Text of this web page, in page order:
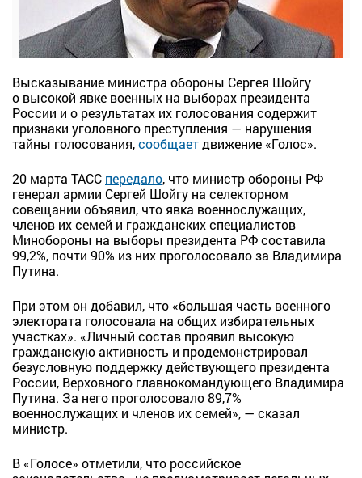
Высказывание министра обороны Сергея Шойгу
о высокой явке военных на выборах президента
России и о результатах их голосования содержит
признаки уголовного преступления — нарушения
тайны голосования,сообщаетдвижение «Голос».
20 марта ТАСС передало, что министр обороны РФ
генерал армии Сергей Шойгу на селекторном
совещании объявил, что явка военнослужащих,
членов их семей и гражданских специалистов
Минобороны на выборы президента РФ составила
99,2%, почти 90% из них проголосовало за Владимира
Путина.
При этом он добавил, что «большая часть военного
электората голосовала на общих избирательных
участках». «Личный состав проявил высокую
гражданскую активность и продемонстрировал
безусловную поддержку действующего президента
России, Верховного главнокомандующего Владимира
Путина. За него проголосовало 89,7%
военнослужащих и членов их семей», — сказал
министр.
В «Голосе» отметили, что российское